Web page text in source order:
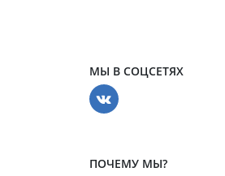
МЫ В СОЦСЕТЯХ
ПОЧЕМУ МЫ?